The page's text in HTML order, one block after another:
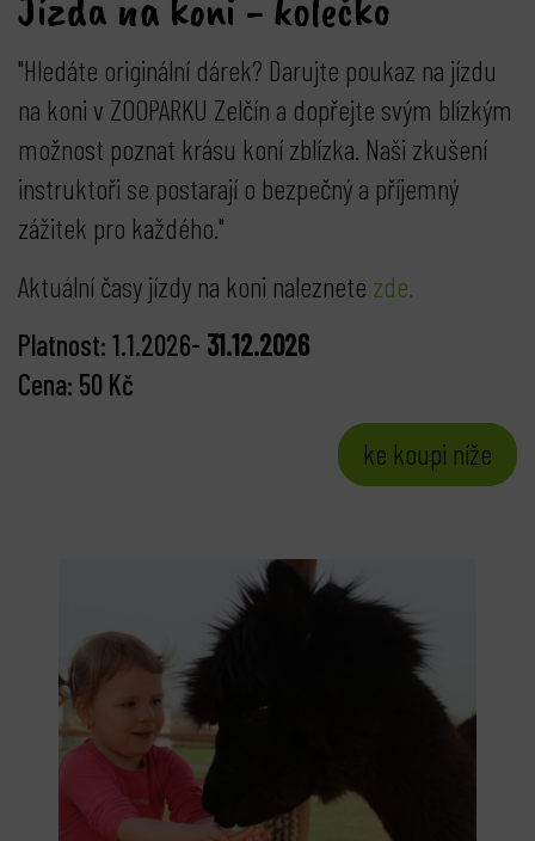
"Hledáte originální dárek? Darujte poukaz na jízdu
na koni v ZOOPARKU Zelčín a dopřejte svým blízkým
možnost poznat krásu koní zblízka. Naši zkušení
instruktoři se postarají o bezpečný a příjemný
zážitek pro každého."
Aktuální časy jízdy na koni naleznete zde.
Platnost: 1.1.2026- 31.12.2026
Cena: 50 Kč
ke koupi níže